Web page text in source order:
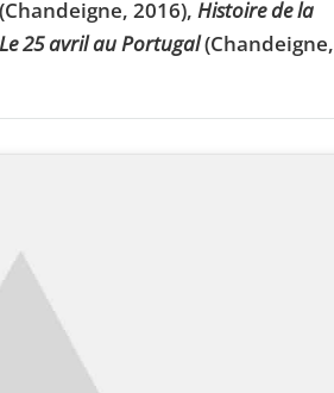
(Chandeigne, 2016), Histoire de la
25 avril au Portugal(Chandeigne,